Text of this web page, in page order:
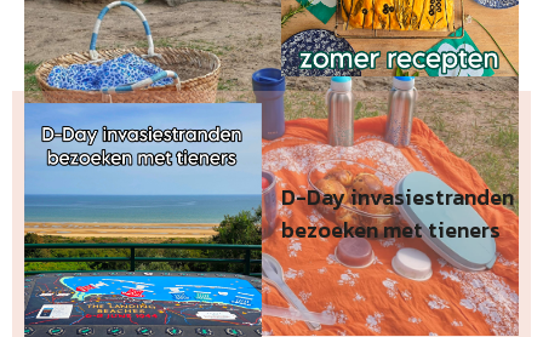
D-Day invasiestranden
bezoeken met tieners